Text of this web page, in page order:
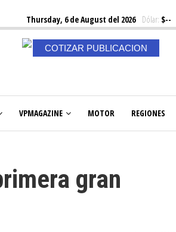
Thursday, 6 de August del 2026Dólar: $--
COTIZAR PUBLICACION
VPMAGAZINE MOTOR REGIONES
gran